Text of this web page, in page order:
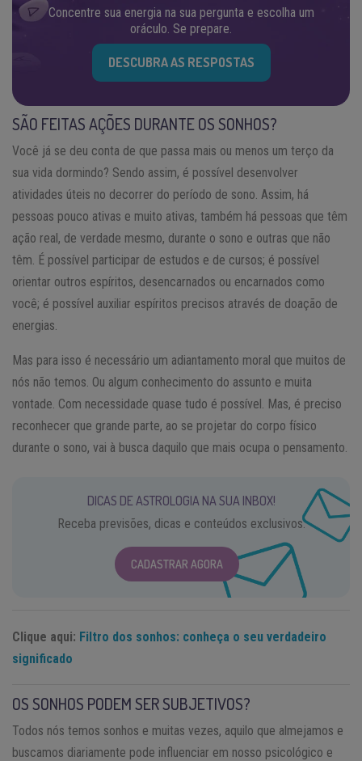
Concentre sua energia na sua pergunta e escolha um
oráculo. Se prepare.
DESCUBRA AS RESPOSTAS
SÃO FEITAS AÇÕES DURANTE OS SONHOS?
Você já se deu conta de que passa mais ou menos um terço da
sua vida dormindo? Sendo assim, é possível desenvolver
atividades úteis no decorrer do período de sono. Assim, há
pessoas pouco ativas e muito ativas, também há pessoas que têm
ação real, de verdade mesmo, durante o sono e outras que não
têm. É possível participar de estudos e de cursos; é possível
orientar outros espíritos, desencarnados ou encarnados como
você; é possível auxiliar espíritos precisos através de doação de
energias.
Mas para isso é necessário um adiantamento moral que muitos de
nós não temos. Ou algum conhecimento do assunto e muita
vontade. Com necessidade quase tudo é possível. Mas, é preciso
reconhecer que grande parte, ao se projetar do corpo físico
durante o sono, vai à busca daquilo que mais ocupa o pensamento.
DICAS DE ASTROLOGIA NA SUA INBOX!
Receba previsões, dicas e conteúdos exclusivos.
CADASTRAR AGORA
Clique aqui: Filtro dos sonhos: conheça o seu verdadeiro
significado
OS SONHOS PODEM SER SUBJETIVOS?
Todos nós temos sonhos e muitas vezes, aquilo que almejamos e
buscamos diariamente pode influenciar em nosso psicológico e